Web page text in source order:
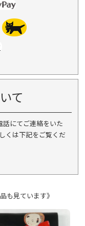
て
にてご連絡をいた
くは下記をご覧くだ
も見ています》